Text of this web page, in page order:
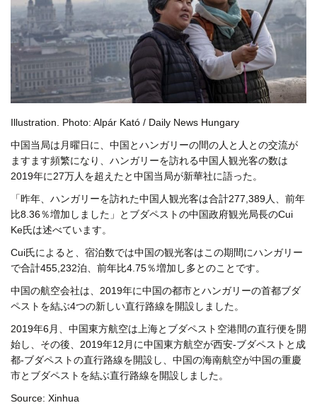
Illustration. Photo: Alpár Kató / Daily News Hungary
中国当局は月曜日に、中国とハンガリーの間の人と人との交流が
ますます頻繁になり、ハンガリーを訪れる中国人観光客の数は
2019年に27万人を超えたと中国当局が新華社に語った。
「昨年、ハンガリーを訪れた中国人観光客は合計277,389人、前年
比8.36％増加しました」とブダペストの中国政府観光局長のCui
Ke氏は述べています。
Cui氏によると、宿泊数では中国の観光客はこの期間にハンガリー
で合計455,232泊、前年比4.75％増加し多とのことです。
中国の航空会社は、2019年に中国の都市とハンガリーの首都ブダ
ペストを結ぶ4つの新しい直行路線を開設しました。
2019年6月、中国東方航空は上海とブダペスト空港間の直行便を開
始し、その後、2019年12月に中国東方航空が西安-ブダペストと成
都-ブダペストの直行路線を開設し、中国の海南航空が中国の重慶
市とブダペストを結ぶ直行路線を開設しました。
Source: Xinhua